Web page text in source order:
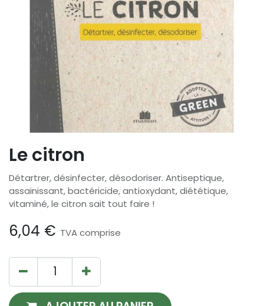
Le citron
Détartrer, désinfecter, désodoriser. Antiseptique,
assainissant, bactéricide, antioxydant, diététique,
vitaminé, le citron sait tout faire !
6,04 € TVA comprise